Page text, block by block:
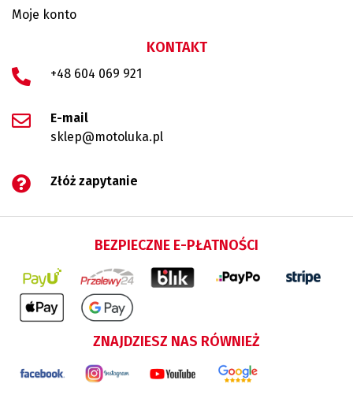
Moje konto
KONTAKT
+48 604 069 921
E-mail
sklep@motoluka.pl
Złóż zapytanie
BEZPIECZNE E-PŁATNOŚCI
ZNAJDZIESZ NAS RÓWNIEŻ